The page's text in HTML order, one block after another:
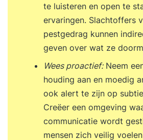
te luisteren en open te
ervaringen. Slachtoffers
pestgedrag kunnen
geven over wat ze
Wees proactief:Neem
houding aan en moedig
ook alert te zijn op
Creëer een omgeving
communicatie wordt
mensen zich veilig